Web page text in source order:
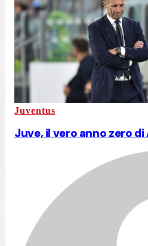
Juventus
Juve, il vero anno zero di